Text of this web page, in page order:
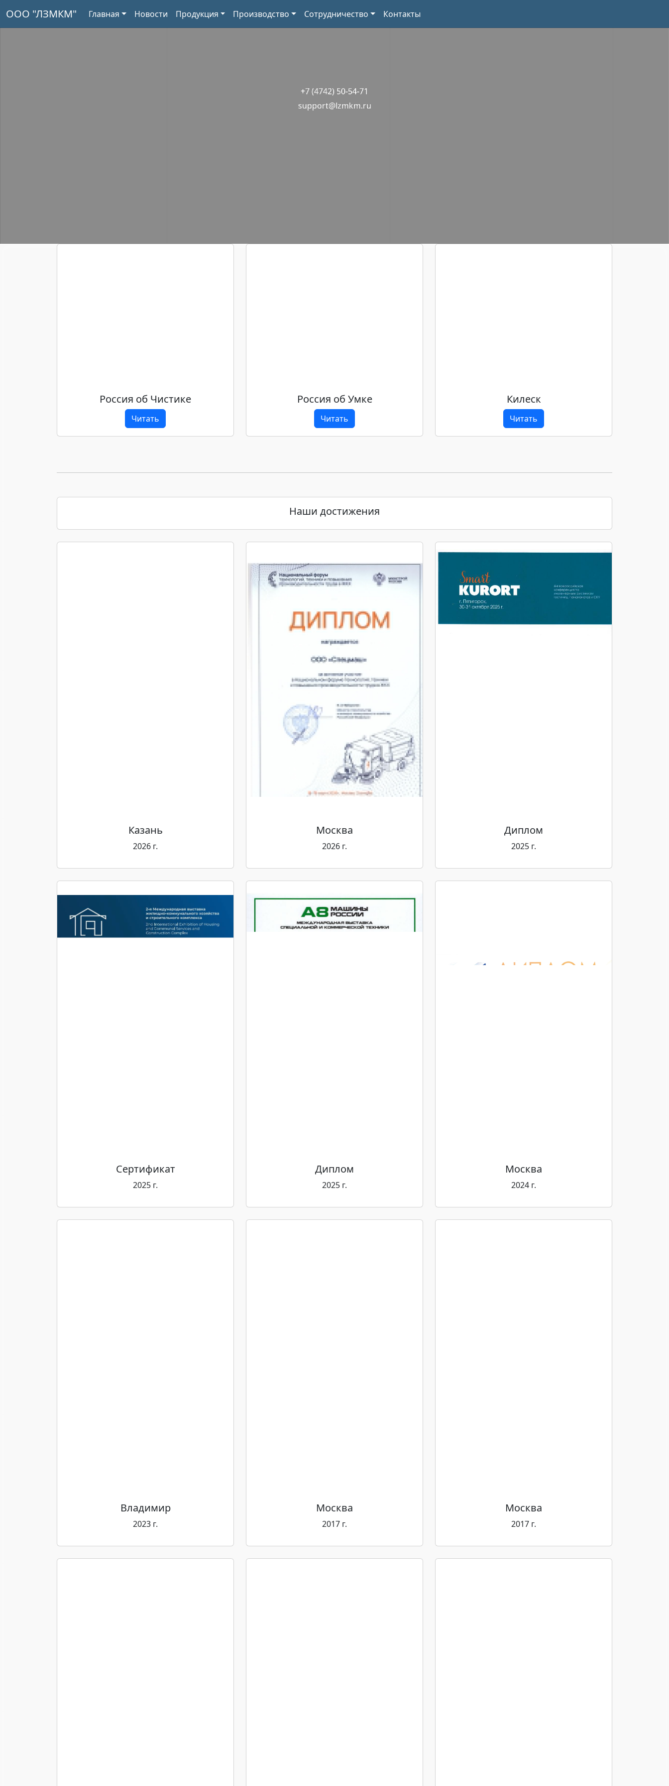
+7 (4742) 50-54-71
support@lzmkm.ru
ООО "ЛЗМКМ" Главная Новости Продукция Производство Сотрудничество Контакты
Россия об Чистике
Читать
Россия об Умке
Читать
Килеск
Читать
Наши достижения
Казань
2026 г.
Москва
2026 г.
Диплом
2025 г.
Сертификат
2025 г.
Диплом
2025 г.
Москва
2024 г.
Владимир
2023 г.
Москва
2017 г.
Москва
2017 г.